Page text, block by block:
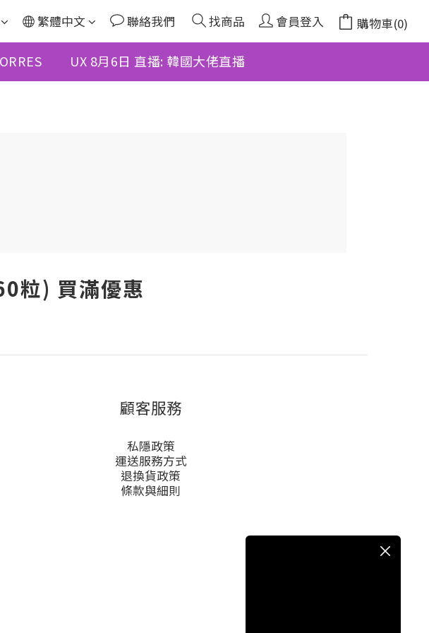
繁體中文 聯絡我們 找商品 會員登入 購物車(0)
UX 8月6日 直播: 韓國大佬直播
粒) 買滿優惠
顧客服務
私隱政策
運送服務方式
退換貨政策
條款與細則